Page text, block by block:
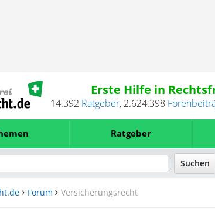
Erste Hilfe in
14.392 Ratgeber, 2.624.398
Ratgeber
Forum Versicherungsrecht